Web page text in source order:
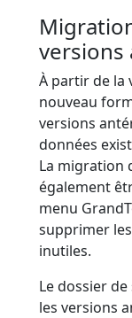
versions
À partir de la
nouveau
versions
données
La migration
également
menu
supprimer
inutiles.
Le dossier
les versions